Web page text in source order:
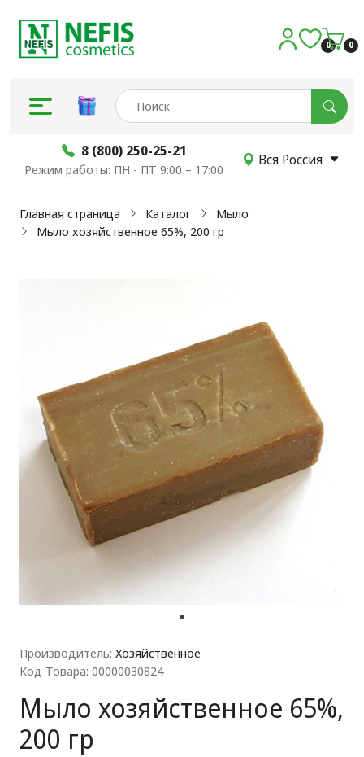
0 0
прачечных)
8 (800) 250-25-21
Режим работы: ПН - ПТ 9:00 – 17:00
Вся Россия
Главная страница Каталог
Мыло
Мыло хозяйственное 65%, 200 гр
Производитель: Хозяйственное
Код Товара: 00000030824
Мыло хозяйственное 65%,
200 гр